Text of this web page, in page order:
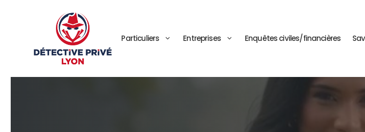
Particuliers Entreprises Enquêtes civiles/financières